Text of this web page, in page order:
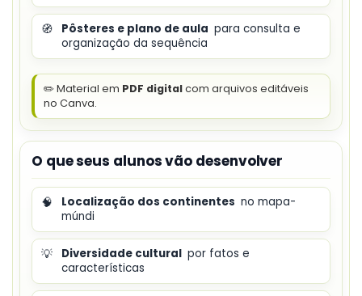
🧭 Pôsteres e plano de aula para consulta e
organização da sequência
✏️ Material em PDF digitalcom arquivos editáveis
no Canva.
O que seus alunos vão desenvolver
🧠 Localização dos continentes no mapa-
múndi
💡 Diversidade cultural por fatos e
características